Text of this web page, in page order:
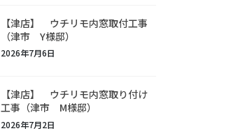
【津店】 ウチリモ内窓取付工事
（津市 Y様邸）
2026年7月6日
【津店】 ウチリモ内窓取り付け
工事（津市 M様邸）
2026年7月2日